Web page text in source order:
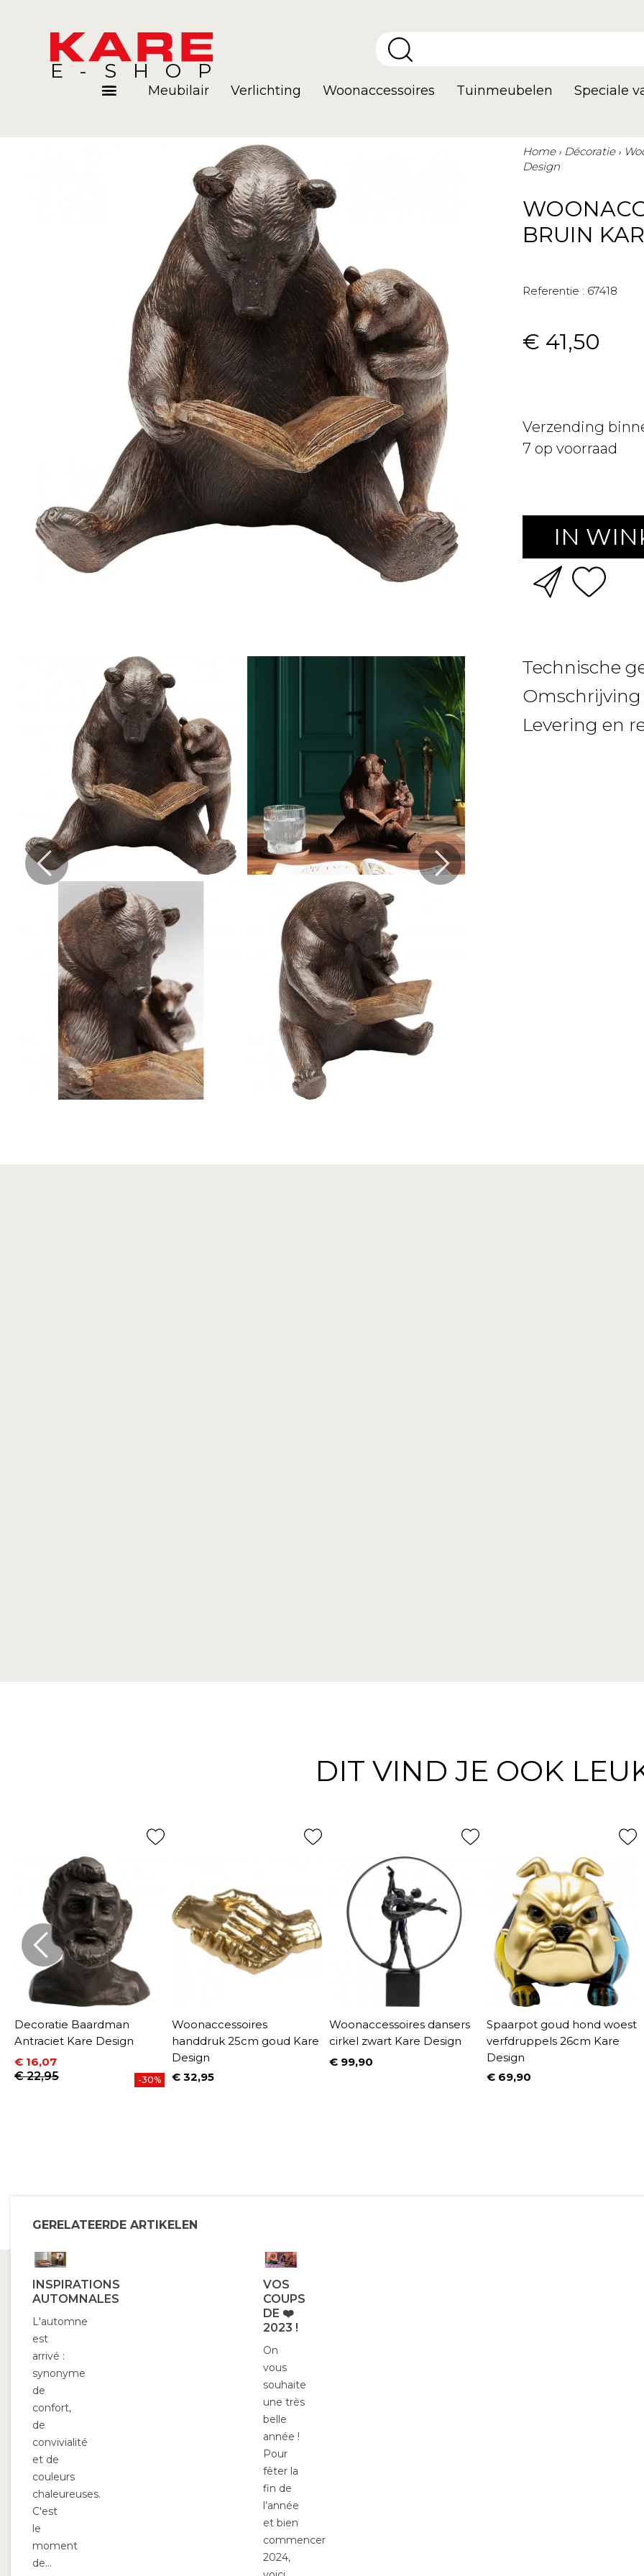
E-SHOP
Meubilair Verlichting Woonaccessoires Tuinmeubelen Speciale
Home Décoratie
Design
BRUIN
Referentie : 67418
€ 41,50
Verzending
7 op voorraad
IN
Technische
Omschrijving
Levering en
DIT VIND JE OOK
Decoratie Baardman
Antraciet Kare Design
Prijs
€ 16,07
Normale prijs
€ 22,95 -30%
Woonaccessoires
handdruk 25cm goud Kare
Design
Prijs
€ 32,95
Woonaccessoires dansers
cirkel zwart Kare Design
Prijs
€ 99,90
Spaarpot goud hond woest
verfdruppels 26cm Kare
Design
Prijs
€ 69,90
GERELATEERDE ARTIKELEN
INSPIRATIONS
AUTOMNALES
L'automne
est
arrivé :
synonyme
de
confort,
de
convivialité
et de
couleurs
chaleureuses.
C'est
le
moment
de...
VOS
COUPS
DE ❤️
2023 !
On
vous
souhaite
une très
belle
année !
Pour
fêter la
fin de
l’année
et bien
commencer
2024,